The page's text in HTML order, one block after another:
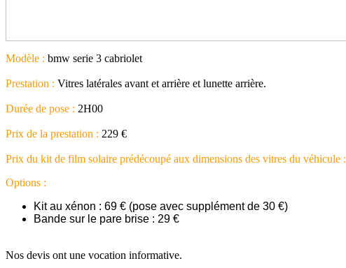
Modèle : bmw serie 3 cabriolet
Prestation : Vitres latérales avant et arrière et lunette arrière.
Durée de pose : 2H00
Prix de la prestation : 229 €
Prix du kit de film solaire prédécoupé aux dimensions des vitres du véhicule :
Options :
Kit au xénon : 69 € (pose avec supplément de 30 €)
Bande sur le pare brise : 29 €
Nos devis ont une vocation informative.